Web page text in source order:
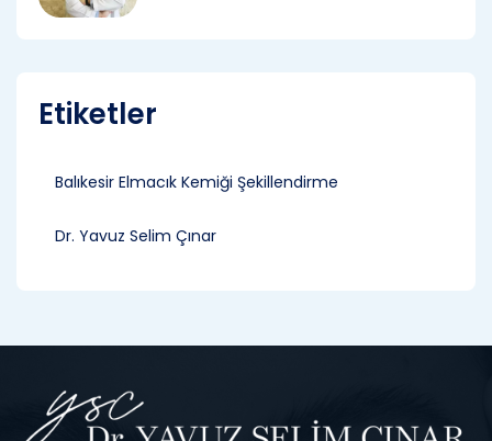
Etiketler
Balıkesir Elmacık Kemiği Şekillendirme
Dr. Yavuz Selim Çınar